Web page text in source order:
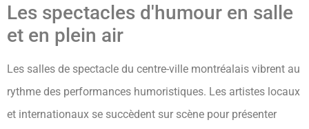
Les spectacles d'humour en salle
et en plein air
Les salles de spectacle du centre-ville montréalais vibrent au
rythme des performances humoristiques. Les artistes locaux
et internationaux se succèdent sur scène pour présenter